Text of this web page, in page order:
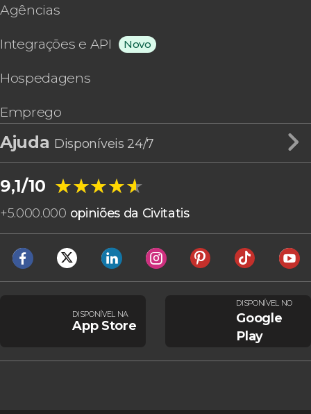
Agências
Integrações e API Novo
Hospedagens
Emprego
Ajuda Disponíveis 24/7
9,1/10 ★★★★★
★★★★★
+5.000.000 opiniões da Civitatis
DISPONÍVEL NA
App Store
DISPONÍVEL NO
Google
Play